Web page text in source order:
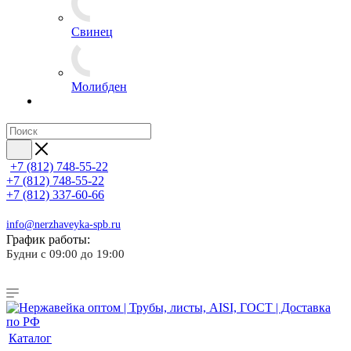
Свинец
Молибден
+7 (812) 748-55-22
+7 (812) 748-55-22
+7 (812) 337-60-66
info@nerzhaveyka-spb.ru
График работы:
Будни с 09:00 до 19:00
Каталог